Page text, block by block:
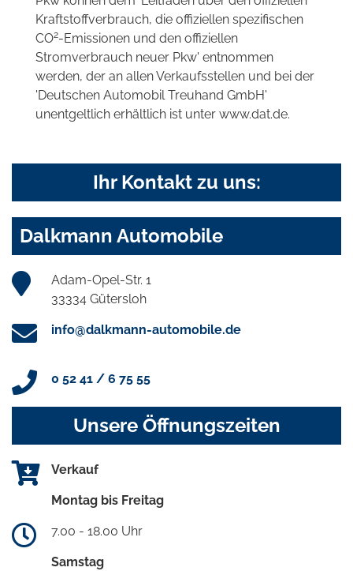
Kraftstoffverbrauch, die offiziellen spezifischen
CO2-Emissionen und den offiziellen
Stromverbrauch neuer Pkw' entnommen
werden, der an allen Verkaufsstellen und bei der
'Deutschen Automobil Treuhand GmbH'
unentgeltlich erhältlich ist unter www.dat.de.
Ihr Kontakt zu uns:
Dalkmann Automobile
Adam-Opel-Str. 1
33334 Gütersloh
info@dalkmann-automobile.de
0 52 41 / 6 75 55
Unsere Öffnungszeiten
Verkauf
Montag bis Freitag
7.00 - 18.00 Uhr
Samstag